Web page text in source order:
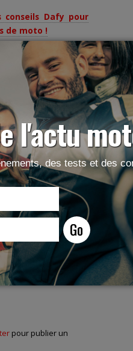
conseils Dafy pour
de moto !
français, mais s'est
depuis quelques
passionné de
13 ans et s'est
2 ans et a créé
quotidiennement au
avec laquelle il
virées découverte
pour publier un
l'actu
des tests et des